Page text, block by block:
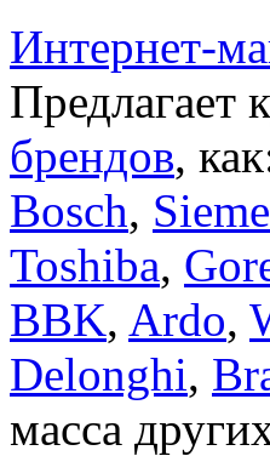
Интернет-
Предлагает
брендов,
Bosch,
Toshiba,
BBK, Ardo,
Delonghi,
масса